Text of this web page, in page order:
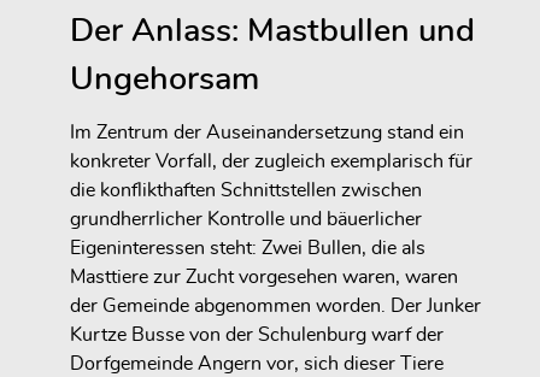
Der Anlass: Mastbullen und
Ungehorsam
Im Zentrum der Auseinandersetzung stand ein
konkreter Vorfall, der zugleich exemplarisch für
die konflikthaften Schnittstellen zwischen
grundherrlicher Kontrolle und bäuerlicher
Eigeninteressen steht: Zwei Bullen, die als
Masttiere zur Zucht vorgesehen waren, waren
der Gemeinde abgenommen worden. Der Junker
Kurtze Busse von der Schulenburg warf der
Dorfgemeinde Angern vor, sich dieser Tiere